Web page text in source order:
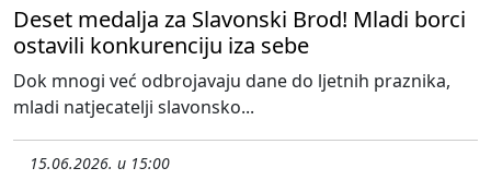
Deset medalja za Slavonski Brod! Mladi borci
ostavili konkurenciju iza sebe
Dok mnogi već odbrojavaju dane do ljetnih praznika,
mladi natjecatelji slavonsko...
15.06.2026. u 15:00